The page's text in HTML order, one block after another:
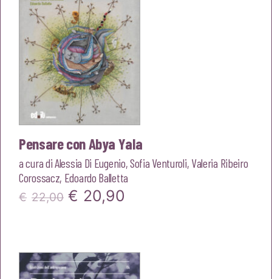
Pensare con Abya Yala
a cura diAlessia Di Eugenio,Sofia Venturoli, Valeria Ribeiro
Corossacz, Edoardo Balletta
€ 22,00 Il
era:
€ 20,90
è: